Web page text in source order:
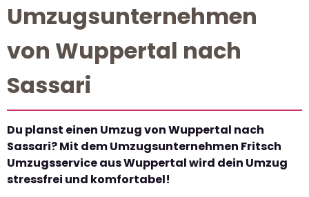
Umzugsunternehmen
von Wuppertal nach
Sassari
Du planst einen Umzug von Wuppertal nach
Sassari? Mit dem Umzugsunternehmen Fritsch
Umzugsservice aus Wuppertal wird dein Umzug
stressfrei und komfortabel!